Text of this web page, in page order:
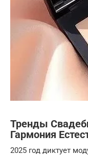
Тренды
Гармония
2025 год диктует